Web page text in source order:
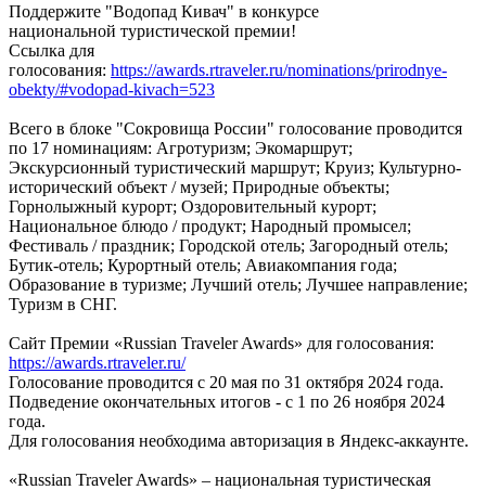
Поддержите "Водопад Кивач" в конкурсе
национальной туристической премии!
Ссылка для
голосования: https://awards.rtraveler.ru/nominations/prirodnye-
obekty/#vodopad-kivach=523
Всего в блоке "Сокровища России" голосование проводится
по 17 номинациям: Агротуризм; Экомаршрут;
Экскурсионный туристический маршрут; Круиз; Культурно-
исторический объект / музей; Природные объекты;
Горнолыжный курорт; Оздоровительный курорт;
Национальное блюдо / продукт; Народный промысел;
Фестиваль / праздник; Городской отель; Загородный отель;
Бутик-отель; Курортный отель; Авиакомпания года;
Образование в туризме; Лучший отель; Лучшее направление;
Туризм в СНГ.
Сайт Премии «Russian Traveler Awards» для голосования:
https://awards.rtraveler.ru/
Голосование проводится с 20 мая по 31 октября 2024 года.
Подведение окончательных итогов - с 1 по 26 ноября 2024
года.
Для голосования необходима авторизация в Яндекс-аккаунте.
«Russian Traveler Awards» – национальная туристическая